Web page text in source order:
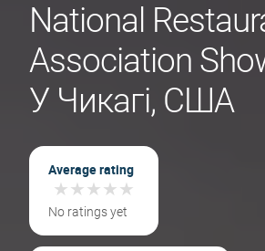
National
Association
У Чикагі, США
Average rating
★★★★★
★★★★★
No ratings yet